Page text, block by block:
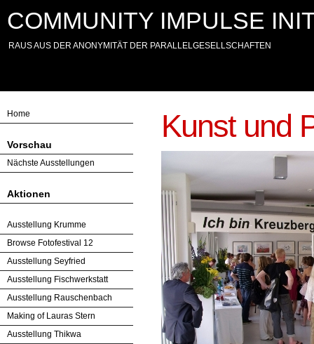
COMMUNITY IMPULSE
RAUS AUS DER ANONYMITÄT DER PARALLELGESELLSCHAFTEN
Home
Vorschau
Nächste Ausstellungen
Aktionen
Ausstellung Krumme
Browse Fotofestival 12
Ausstellung Seyfried
Ausstellung Fischwerkstatt
Ausstellung Rauschenbach
Making of Lauras Stern
Ausstellung Thikwa
Kunst und